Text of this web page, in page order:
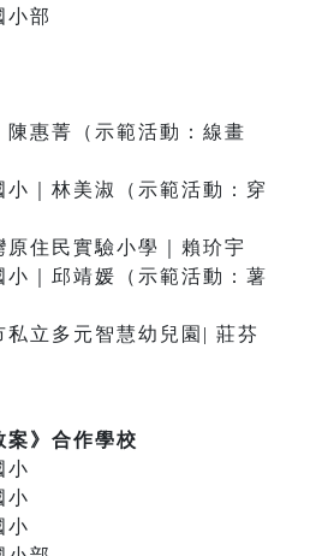
小部
惠菁（示範活動：線畫
｜林美淑（示範活動：穿
住民實驗小學｜賴玠宇
小｜邱靖媛（示範活動：薯
立多元智慧幼兒園| 莊芬
案》合作學校
小
小
小